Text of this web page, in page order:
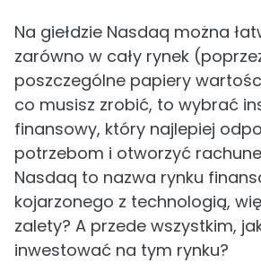
Na giełdzie Nasdaq można
zarówno w cały rynek
poszczególne papiery
co musisz zrobić, to wybrać
finansowy, który najlepiej
potrzebom i otworzyć
Nasdaq to nazwa rynku
kojarzonego z technologią,
zalety? A przede wszystkim,
inwestować na tym rynku?